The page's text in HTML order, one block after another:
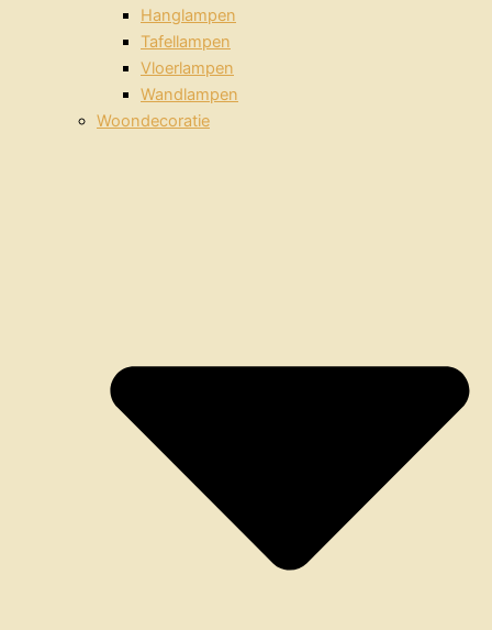
Hanglampen
Tafellampen
Vloerlampen
Wandlampen
Woondecoratie